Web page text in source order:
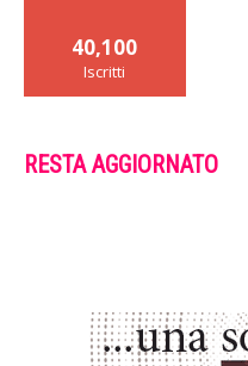
40,100
Iscritti
RESTA AGGIORNATO